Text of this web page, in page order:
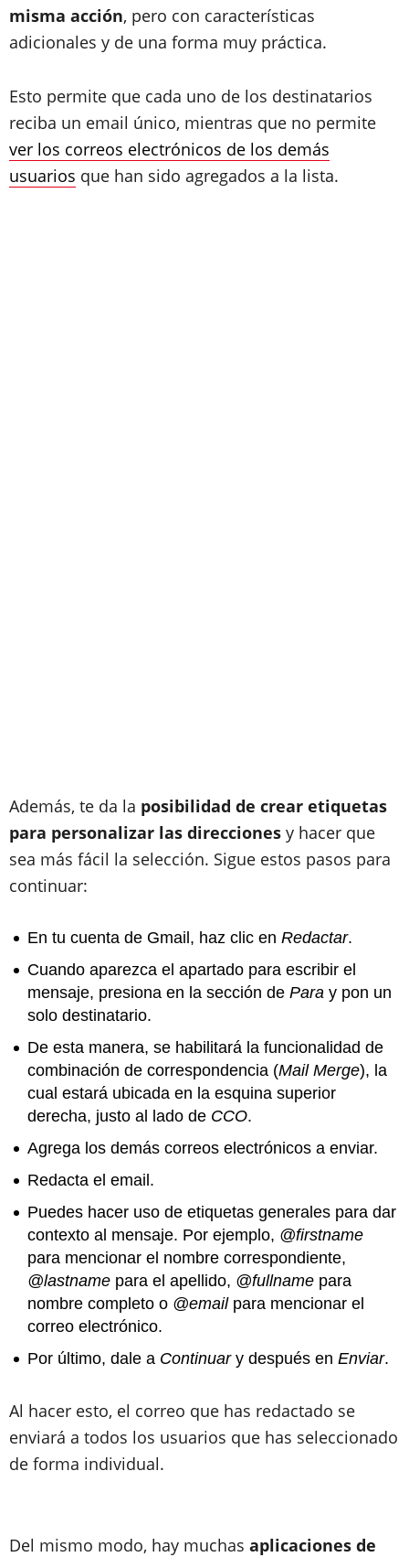
misma acción, pero con características
adicionales y de una forma muy práctica.
Esto permite que cada uno de los destinatarios
reciba un email único, mientras que no permite
ver los correos electrónicos de los demás
usuarios que han sido agregados a la lista.
Además, te da la posibilidad de crear etiquetas
para personalizar las direcciones y hacer que
sea más fácil la selección. Sigue estos pasos para
continuar:
En tu cuenta de Gmail, haz clic en Redactar.
Cuando aparezca el apartado para escribir el
mensaje, presiona en la sección de Para y pon un
solo destinatario.
De esta manera, se habilitará la funcionalidad de
combinación de correspondencia (Mail Merge), la
cual estará ubicada en la esquina superior
derecha, justo al lado de CCO.
Agrega los demás correos electrónicos a enviar.
Redacta el email.
Puedes hacer uso de etiquetas generales para dar
contexto al mensaje. Por ejemplo, @firstname
para mencionar el nombre correspondiente,
@lastname para el apellido, @fullname para
nombre completo o @email para mencionar el
correo electrónico.
Por último, dale a Continuar y después en Enviar.
Al hacer esto, el correo que has redactado se
enviará a todos los usuarios que has seleccionado
de forma individual.
Del mismo modo, hay muchas aplicaciones de